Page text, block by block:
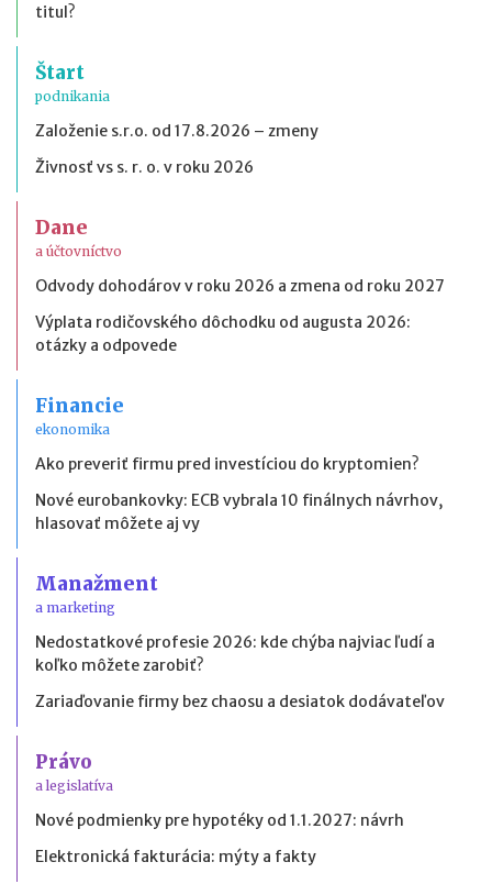
titul?
Štart
podnikania
Založenie s.r.o. od 17.8.2026 – zmeny
Živnosť vs s. r. o. v roku 2026
Dane
a účtovníctvo
Odvody dohodárov v roku 2026 a zmena od roku 2027
Výplata rodičovského dôchodku od augusta 2026:
otázky a odpovede
Financie
ekonomika
Ako preveriť firmu pred investíciou do kryptomien?
Nové eurobankovky: ECB vybrala 10 finálnych návrhov,
hlasovať môžete aj vy
Manažment
a marketing
Nedostatkové profesie 2026: kde chýba najviac ľudí a
koľko môžete zarobiť?
Zariaďovanie firmy bez chaosu a desiatok dodávateľov
Právo
a legislatíva
Nové podmienky pre hypotéky od 1.1.2027: návrh
Elektronická fakturácia: mýty a fakty